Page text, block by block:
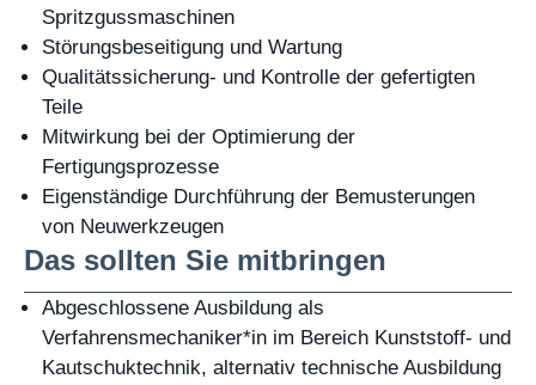
Spritzgussmaschinen
Störungsbeseitigung und Wartung
Qualitätssicherung- und Kontrolle der gefertigten
Teile
Mitwirkung bei der Optimierung der
Fertigungsprozesse
Eigenständige Durchführung der Bemusterungen
von Neuwerkzeugen
Das sollten Sie mitbringen
Abgeschlossene Ausbildung als
Verfahrensmechaniker*in im Bereich Kunststoff- und
Kautschuktechnik, alternativ technische Ausbildung